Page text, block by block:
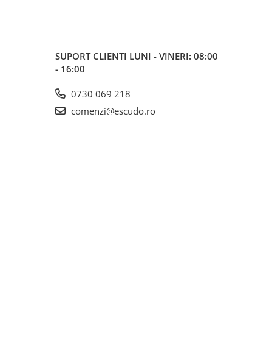
SUPORT CLIENTI LUNI - VINERI: 08:00
- 16:00
0730 069 218
comenzi@escudo.ro